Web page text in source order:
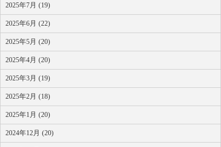
2025年7月 (19)
2025年6月 (22)
2025年5月 (20)
2025年4月 (20)
2025年3月 (19)
2025年2月 (18)
2025年1月 (20)
2024年12月 (20)